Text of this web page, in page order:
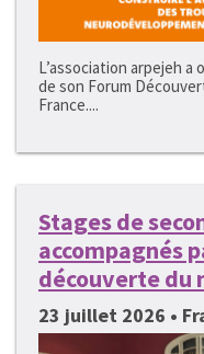
L’association arpejeh a
de son Forum
France....
Stages de
accompagnés
découverte du
23 juillet 2026 •